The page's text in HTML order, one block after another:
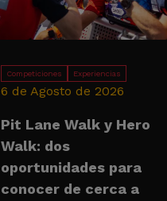
Competiciones Experiencias
6 de Agosto de 2026
Pit Lane Walk y Hero
Walk: dos
oportunidades para
conocer de cerca a